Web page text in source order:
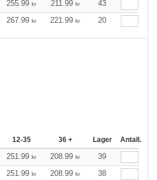
255.99 kr 211.99 kr
43
267.99 kr 221.99 kr 20
12-35 36 + Lager Antall.
251.99 kr 208.99 kr
39
251.99 kr 208.99 kr
38